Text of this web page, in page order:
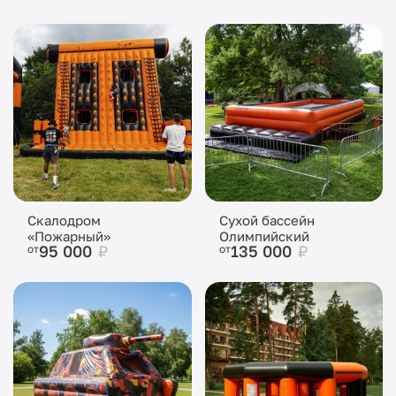
Скалодром
«Пожарный»
от95 000 ₽
Сухой бассейн
Олимпийский
от135 000 ₽